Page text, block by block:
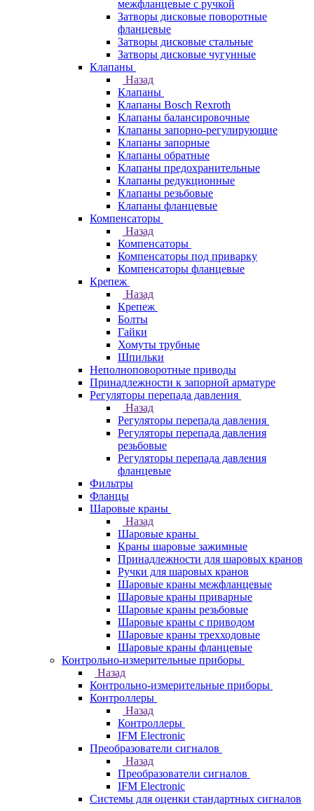
межфланцевые с ручкой
Затворы дисковые поворотные
фланцевые
Затворы дисковые стальные
Затворы дисковые чугунные
Клапаны
Назад
Клапаны
Клапаны Bosch Rexroth
Клапаны балансировочные
Клапаны запорно-регулирующие
Клапаны запорные
Клапаны обратные
Клапаны предохранительные
Клапаны редукционные
Клапаны резьбовые
Клапаны фланцевые
Компенсаторы
Назад
Компенсаторы
Компенсаторы под приварку
Компенсаторы фланцевые
Крепеж
Назад
Крепеж
Болты
Гайки
Хомуты трубные
Шпильки
Неполноповоротные приводы
Принадлежности к запорной арматуре
Регуляторы перепада давления
Назад
Регуляторы перепада давления
Регуляторы перепада давления
резьбовые
Регуляторы перепада давления
фланцевые
Фильтры
Фланцы
Шаровые краны
Назад
Шаровые краны
Краны шаровые зажимные
Принадлежности для шаровых кранов
Ручки для шаровых кранов
Шаровые краны межфланцевые
Шаровые краны приварные
Шаровые краны резьбовые
Шаровые краны с приводом
Шаровые краны трехходовые
Шаровые краны фланцевые
Контрольно-измерительные приборы
Назад
Контрольно-измерительные приборы
Контроллеры
Назад
Контроллеры
IFM Electronic
Преобразователи сигналов
Назад
Преобразователи сигналов
IFM Electronic
Системы для оценки стандартных сигналов